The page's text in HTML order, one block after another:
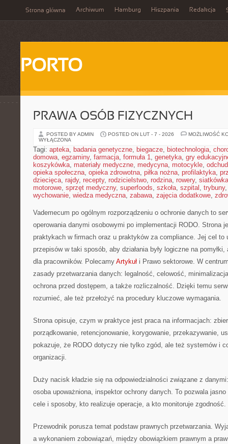
Strona główna Archiwum Hamburg Hiszpania Redakcja
PORTO
PRAWA OSÓB FIZYCZNYCH
POSTED BY ADMIN POSTED ON LUT - 7 - 2026
MOŻLIWOŚĆ
WYŁĄCZONA
Tagi: apteka, badania genetyczne, biegacze, biotechnologia,
domowa, egzaminy, farmacja, formuła 1, genetyka, gry
koszykówka, materiały medyczne, medycyna, motocykle,
opieka społeczna, opieka zdrowotna, piłka nożna, profilaktyka,
dziecięca, rajdy, recepty, rodzicielstwo, rodzina, rowery, siatkówka
motorowe, sprzęt medyczny, superfoods, szkoła, szpital , trybuny
wychowanie, wiedza medyczna, zabawa, zajęcia dodatkowe,
Vademecum po ogólnym rozporządzeniu o ochronie danych to
operowania danymi osobowymi po implementacji RODO. Strona
praktykach w firmach oraz u praktyków za compliance. Jej cel to
przepisów w taki sposób, aby działania były logiczne na
dla pracowników. Polecamy Artykuł i Prawo sektorowe. W
zasady przetwarzania danych: legalność, celowość,
ochrona przed dostępem, a także rozliczalność. Dzięki temu
rozumieć, ale też przełożyć na procedury kluczowe wymagania.
Strona opisuje, czym w praktyce jest praca na informacjach:
porządkowanie, retencjonowanie, korygowanie, przekazywanie,
pokazuje, że RODO dotyczy nie tylko zgód, ale też systemów i
organizacji.
Duży nacisk kładzie się na odpowiedzialności związane z
osoba upoważniona, inspektor ochrony danych. To pozwala
cele i sposoby, kto realizuje operacje, a kto monitoruje zgodność.
Przewodnik porusza temat podstaw prawnych przetwarzania.
a wykonaniem zobowiązań, między obowiązkiem prawnym a